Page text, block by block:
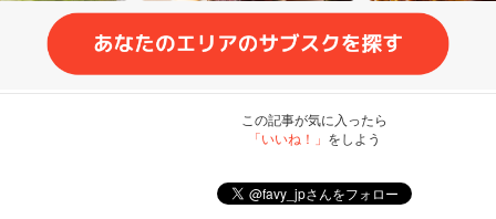
この記事が気に入ったら
「いいね！」 をしよう